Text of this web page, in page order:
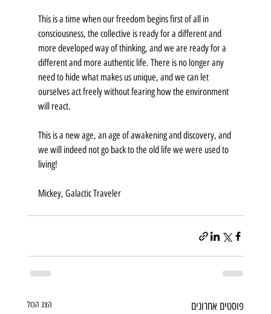
This is a time when our freedom begins first of all in
consciousness, the collective is ready for a different and
more developed way of thinking, and we are ready for a
different and more authentic life. There is no longer any
need to hide what makes us unique, and we can let
ourselves act freely without fearing how the environment
will react.
This is a new age, an age of awakening and discovery, and
we will indeed not go back to the old life we were used to
living!
Mickey, Galactic Traveler
פוסטים אחרונים הצג הכול